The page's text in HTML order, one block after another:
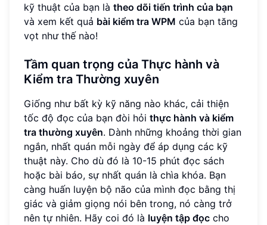
kỹ thuật của bạn là theo dõi tiến trình của bạn
và xem kết quả bài kiểm tra WPM của bạn tăng
vọt như thế nào!
Tầm quan trọng của Thực hành và
Kiểm tra Thường xuyên
Giống như bất kỳ kỹ năng nào khác, cải thiện
tốc độ đọc của bạn đòi hỏi thực hành và kiểm
tra thường xuyên. Dành những khoảng thời gian
ngắn, nhất quán mỗi ngày để áp dụng các kỹ
thuật này. Cho dù đó là 10-15 phút đọc sách
hoặc bài báo, sự nhất quán là chìa khóa. Bạn
càng huấn luyện bộ não của mình đọc bằng thị
giác và giảm giọng nói bên trong, nó càng trở
nên tự nhiên. Hãy coi đó là luyện tập đọc cho